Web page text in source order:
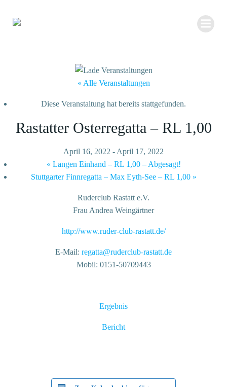
« Alle Veranstaltungen
Diese Veranstaltung hat bereits stattgefunden.
Rastatter Osterregatta – RL 1,00
April 16, 2022 - April 17, 2022
« Langen Einhand – RL 1,00 – Abgesagt!
Stuttgarter Finnregatta – Max Eyth-See – RL 1,00 »
Ruderclub Rastatt e.V.
Frau Andrea Weingärtner
http://www.ruder-club-rastatt.de/
E-Mail: regatta@ruderclub-rastatt.de
Mobil: 0151-50709443
Ergebnis
Bericht